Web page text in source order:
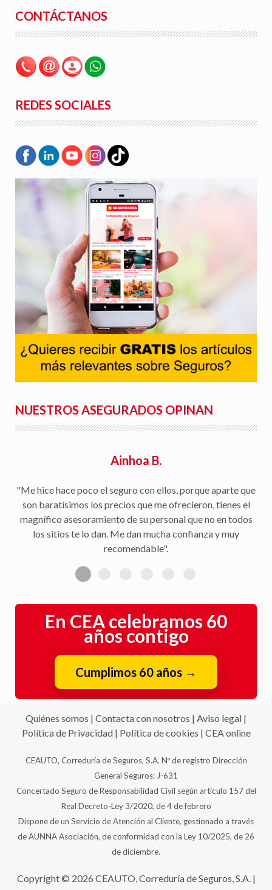
CONTÁCTANOS
REDES SOCIALES
NUESTROS ASEGURADOS OPINAN
Ainhoa B.
"Me hice hace poco el seguro con ellos, porque aparte que
son baratísimos los precios que me ofrecieron, tienes el
magnífico asesoramiento de su personal que no en todos
los sitios te lo dan. Me dan mucha confianza y muy
recomendable".
En CEA celebramos 60
años contigo
Cumplimos 60 años →
Quiénes somos | Contacta con nosotros | Aviso legal |
Política de Privacidad| Política de cookies | CEA online
CEAUTO, Correduría de Seguros, S.A. Nº de registro Dirección
General Seguros: J-631
Concertado Seguro de Responsabilidad Civil según artículo 157 del
Real Decreto-Ley 3/2020, de 4 de febrero
Dispone de un Servicio de Atención al Cliente, gestionado a través
de AUNNA Asociación, de conformidad con la Ley 10/2025, de 26
de diciembre.
Copyright © 2026 CEAUTO, Correduría de Seguros, S.A. |